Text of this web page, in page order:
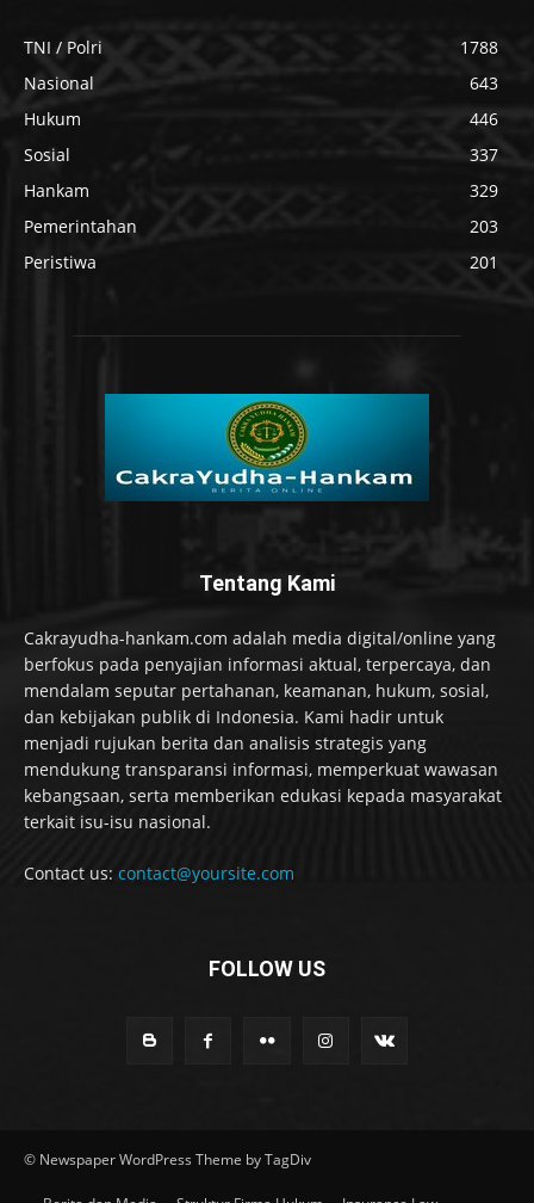
TNI / Polri
1788
Nasional
643
Hukum
446
Sosial
337
Hankam
329
Pemerintahan
203
Peristiwa
201
Tentang Kami
Cakrayudha-hankam.com adalah media digital/online yang
berfokus pada penyajian informasi aktual, terpercaya, dan
mendalam seputar pertahanan, keamanan, hukum, sosial,
dan kebijakan publik di Indonesia. Kami hadir untuk
menjadi rujukan berita dan analisis strategis yang
mendukung transparansi informasi, memperkuat wawasan
kebangsaan, serta memberikan edukasi kepada masyarakat
terkait isu-isu nasional.
Contact us: contact@yoursite.com
FOLLOW US
© Newspaper WordPress Theme by TagDiv